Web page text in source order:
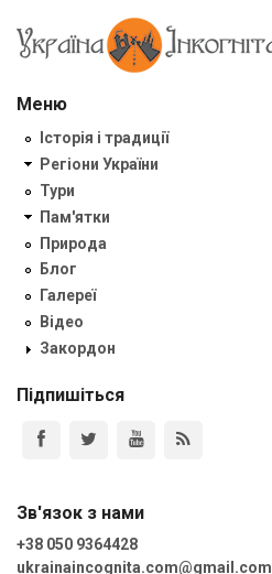
Меню
Історія і традиції
Регіони України
Тури
Пам'ятки
Природа
Блог
Галереї
Відео
Закордон
Підпишіться
Зв'язок з нами
+38 050 9364428
ukrainaincognita.com@gmail.com